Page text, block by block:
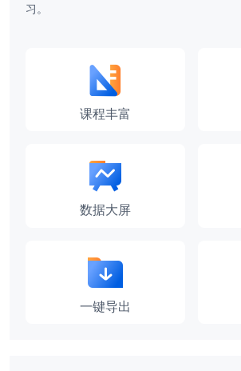
习。
课程丰富
数据大屏
一键导出